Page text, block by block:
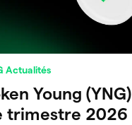
Actualités
Young
trimestre 2026